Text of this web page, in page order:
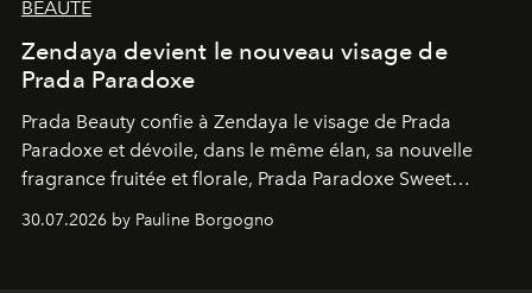
BEAUTÉ
Zendaya devient le nouveau visage de
Prada Paradoxe
Prada Beauty confie à Zendaya le visage de Prada
Paradoxe et dévoile, dans le même élan, sa nouvelle
fragrance fruitée et florale, Prada Paradoxe Sweet
Chemistry Eau de Parfum.
30.07.2026 by Pauline Borgogno